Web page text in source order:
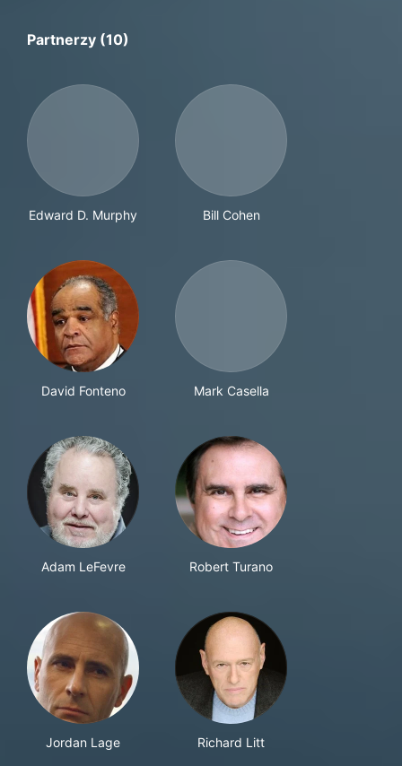
Partnerzy (10)
Edward D. Murphy Bill Cohen
David Fonteno Mark Casella
Adam LeFevre Robert Turano
Jordan Lage Richard Litt